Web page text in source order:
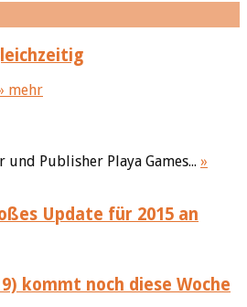
mehr
Publisher Playa Games... »
Update für 2015 an
kommt noch diese Woche